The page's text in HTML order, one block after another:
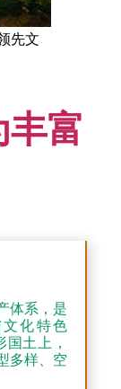
先文
富
体系，是
化特色
国土上，
多样、空